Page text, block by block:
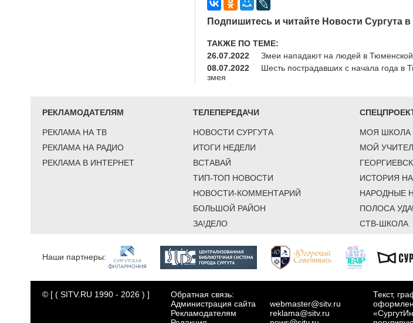
Подпишитесь и читайте Новости Сургута в
ТАКЖЕ ПО ТЕМЕ:
26.07.2022
Змеи нападают на людей в
08.07.2022
Шесть пострадавших с начала года в
змея
РЕКЛАМОДАТЕЛЯМ
РЕКЛАМА НА ТВ
РЕКЛАМА НА РАДИО
РЕКЛАМА В ИНТЕРНЕТ
ТЕЛЕПЕРЕДАЧИ
НОВОСТИ СУРГУТА
ИТОГИ НЕДЕЛИ
ВСТАВАЙ
ТИП-ТОП НОВОСТИ
НОВОСТИ-КОММЕНТАРИЙ
БОЛЬШОЙ РАЙОН
ЗА!ДЕЛО
МОЯ ШКОЛА
МОЙ
ИСТОРИЯ
НАРОДНЫЕ
ПОЛОСА
СТВ-ШКОЛА
Наши партнеры:
© [ ( SITV.RU 1990 - 2026 ) ]
Обратная связь:
Администрация сайта
Рекламодателям
webmaster@sitv.ru
reklama@sitv.ru
Текст,